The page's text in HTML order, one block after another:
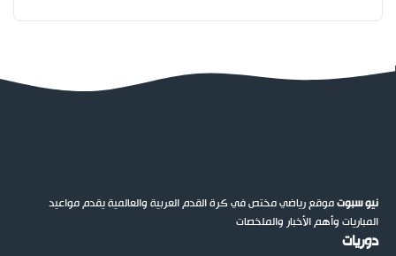
نيو سبوتموقع رياضي مختص في كرة القدم العربية والعالمية يقدم مواعيد
المباريات وأهم الأخبار والملخصات
دوريات